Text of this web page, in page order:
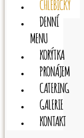
CHLEBÍČKY
DENNÍ
MENU
KORÝTKA
PRONÁJEM
CATERING
GALERIE
KONTAKT